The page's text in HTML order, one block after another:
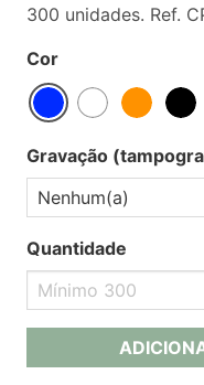
300 unidades. Ref.
Cor
Gravação
Quantidade